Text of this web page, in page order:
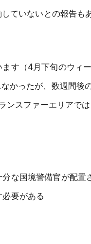
ていないとの報告も
す（4月下旬のウィ
かったが、数週間後
ンスファーエリアで
な国境警備官が配置
要がある